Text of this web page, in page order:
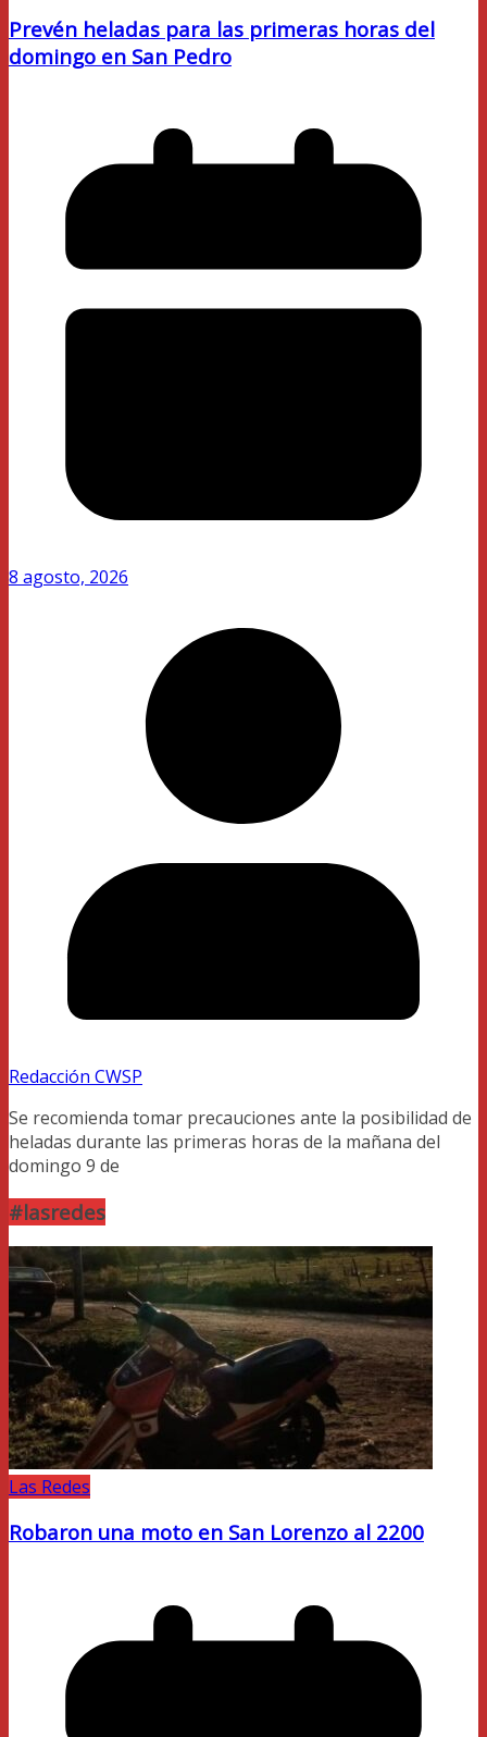
Prevén heladas para las primeras horas del
domingo en San Pedro
8 agosto, 2026
Redacción CWSP
Se recomienda tomar precauciones ante la posibilidad de
heladas durante las primeras horas de la mañana del
domingo 9 de
#lasredes
Las Redes
Robaron una moto en San Lorenzo al 2200